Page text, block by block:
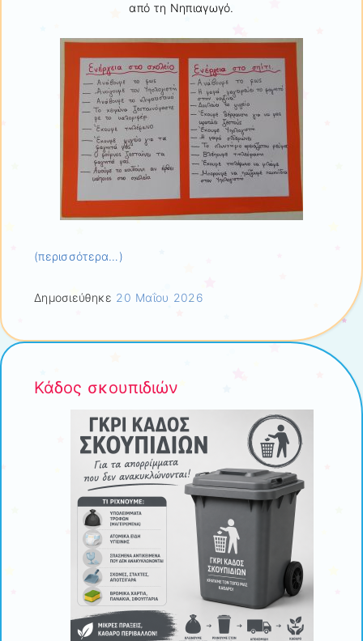
από τη Νηπιαγωγό.
(περισσότερα…)
Δημοσιεύθηκε 20 Μαΐου 2026
Κάδος σκουπιδιών